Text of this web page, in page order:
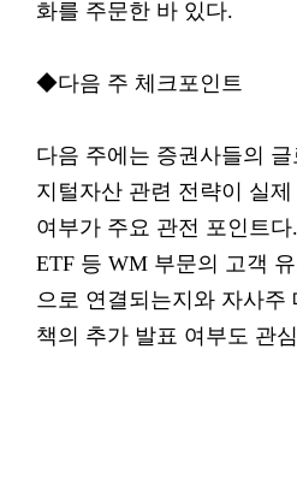
화를 주문한 바 있다.
◆다음 주 체크포인트
다음 주에는 증권사들의 글
지털자산 관련 전략이 실제
여부가 주요 관전 포인트
ETF 등 WM 부문의 고객
으로 연결되는지와 자사주
책의 추가 발표 여부도 관